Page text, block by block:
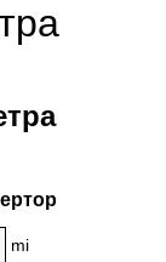
mi